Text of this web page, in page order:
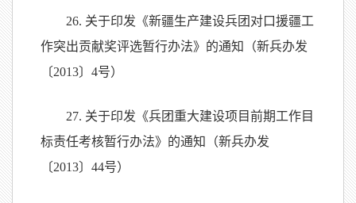
26. 关于印发《新疆生产建设兵团对口援疆工
作突出贡献奖评选暂行办法》的通知（新兵办发
〔2013〕4号）
27. 关于印发《兵团重大建设项目前期工作目
标责任考核暂行办法》的通知（新兵办发
〔2013〕44号）